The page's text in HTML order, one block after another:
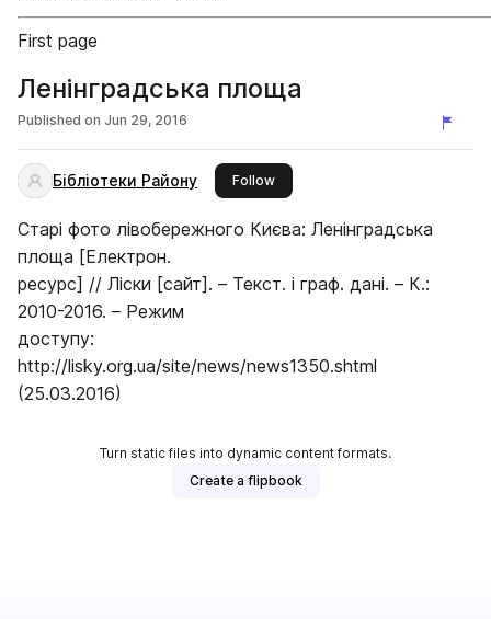
First page
Ленінградська площа
Published on Jun 29, 2016
Бібліотеки Району Followthis publisher
Старі фото лівобережного Києва: Ленінградська
площа [Електрон.
ресурс] // Ліски [сайт]. – Текст. і граф. дані. – К.:
2010-2016. – Режим
доступу:
http://lisky.org.ua/site/news/news1350.shtml
(25.03.2016)
Turn static files into dynamic content formats.
Create a flipbook